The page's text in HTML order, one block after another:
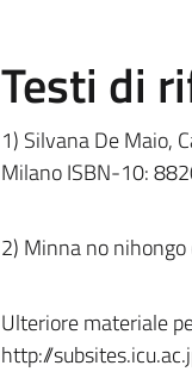
Testi di
1) Silvana De Maio,
MilanoISBN-10:
2) Minna no nihongo
Ulteriore materiale
http://